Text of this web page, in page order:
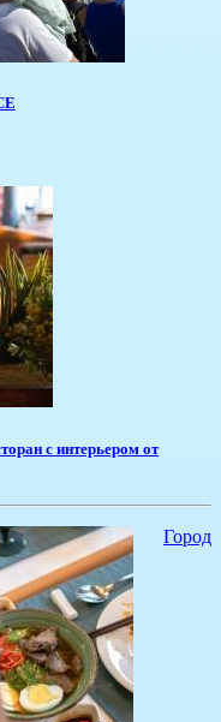
с интерьером от
Город